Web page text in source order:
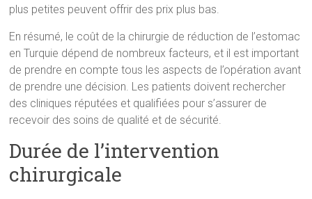
plus petites peuvent offrir des prix plus bas.
En résumé, le coût de la chirurgie de réduction de l’estomac
en Turquie dépend de nombreux facteurs, et il est important
de prendre en compte tous les aspects de l’opération avant
de prendre une décision. Les patients doivent rechercher
des cliniques réputées et qualifiées pour s’assurer de
recevoir des soins de qualité et de sécurité.
Durée de l’intervention
chirurgicale